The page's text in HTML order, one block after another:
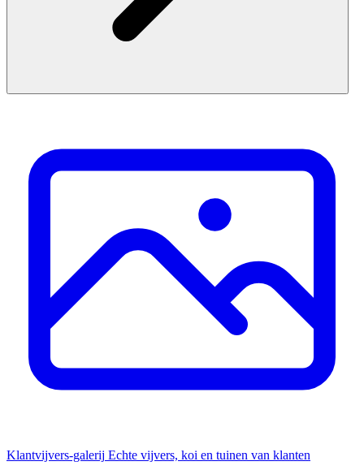
Klantvijvers-galerij Echte vijvers, koi en tuinen van klanten